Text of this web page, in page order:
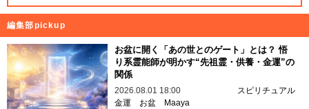
編集部pickup
お盆に開く「あの世とのゲート」とは？ 悟
り系霊能師が明かす“先祖霊・供養・金運”の
関係
2026.08.01 18:00
スピリチュアル
金運
お盆
Maaya